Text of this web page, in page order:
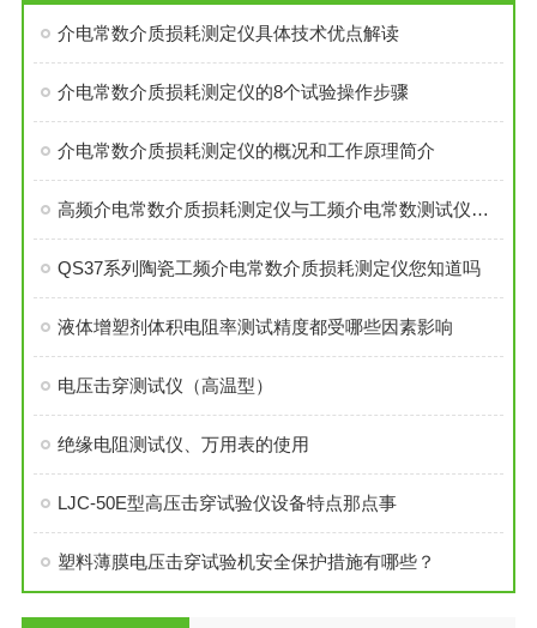
介电常数介质损耗测定仪具体技术优点解读
介电常数介质损耗测定仪的8个试验操作步骤
介电常数介质损耗测定仪的概况和工作原理简介
高频介电常数介质损耗测定仪与工频介电常数测试仪区别
QS37系列陶瓷工频介电常数介质损耗测定仪您知道吗
液体增塑剂体积电阻率测试精度都受哪些因素影响
电压击穿测试仪（高温型）
绝缘电阻测试仪、万用表的使用
LJC-50E型高压击穿试验仪设备特点那点事
塑料薄膜电压击穿试验机安全保护措施有哪些？